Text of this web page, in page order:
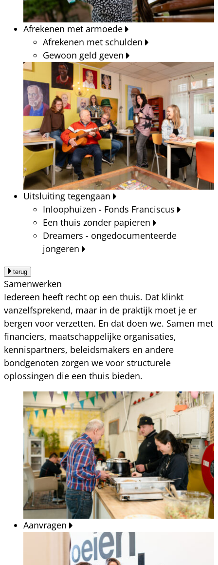
Afrekenen met armoede
Afrekenen met schulden
Gewoon geld geven
Uitsluiting tegengaan
Inloophuizen - Fonds Franciscus
Een thuis zonder papieren
Dreamers - ongedocumenteerde
jongeren
terug
Samenwerken
Iedereen heeft recht op een thuis. Dat klinkt
vanzelfsprekend, maar in de praktijk moet je er
bergen voor verzetten. En dat doen we. Samen met
financiers, maatschappelijke organisaties,
kennispartners, beleidsmakers en andere
bondgenoten zorgen we voor structurele
oplossingen die een thuis bieden.
Aanvragen